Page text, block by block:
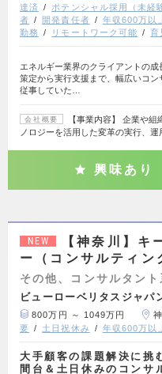
達済
ポテンシャル採用（未経
者
開発責任者 年収600万以
勤務
リモートワーク可能 育
エネルギー業界のクライアントの
策定から実行支援まで、幅広いコン
従事していた…
会社概要
【事業内容】 企業や
ノロジーを活用した変革の実行、
興味あり
NEW
【神奈川】キ
ー（コンサルティン
その他、コンサルタント
ビューローベリタスジャパ
800万円 ～ 1049万円
要
土日祝休み 年収600万以
大手顧客の課題解決に
間台＆土日休みのコンサ